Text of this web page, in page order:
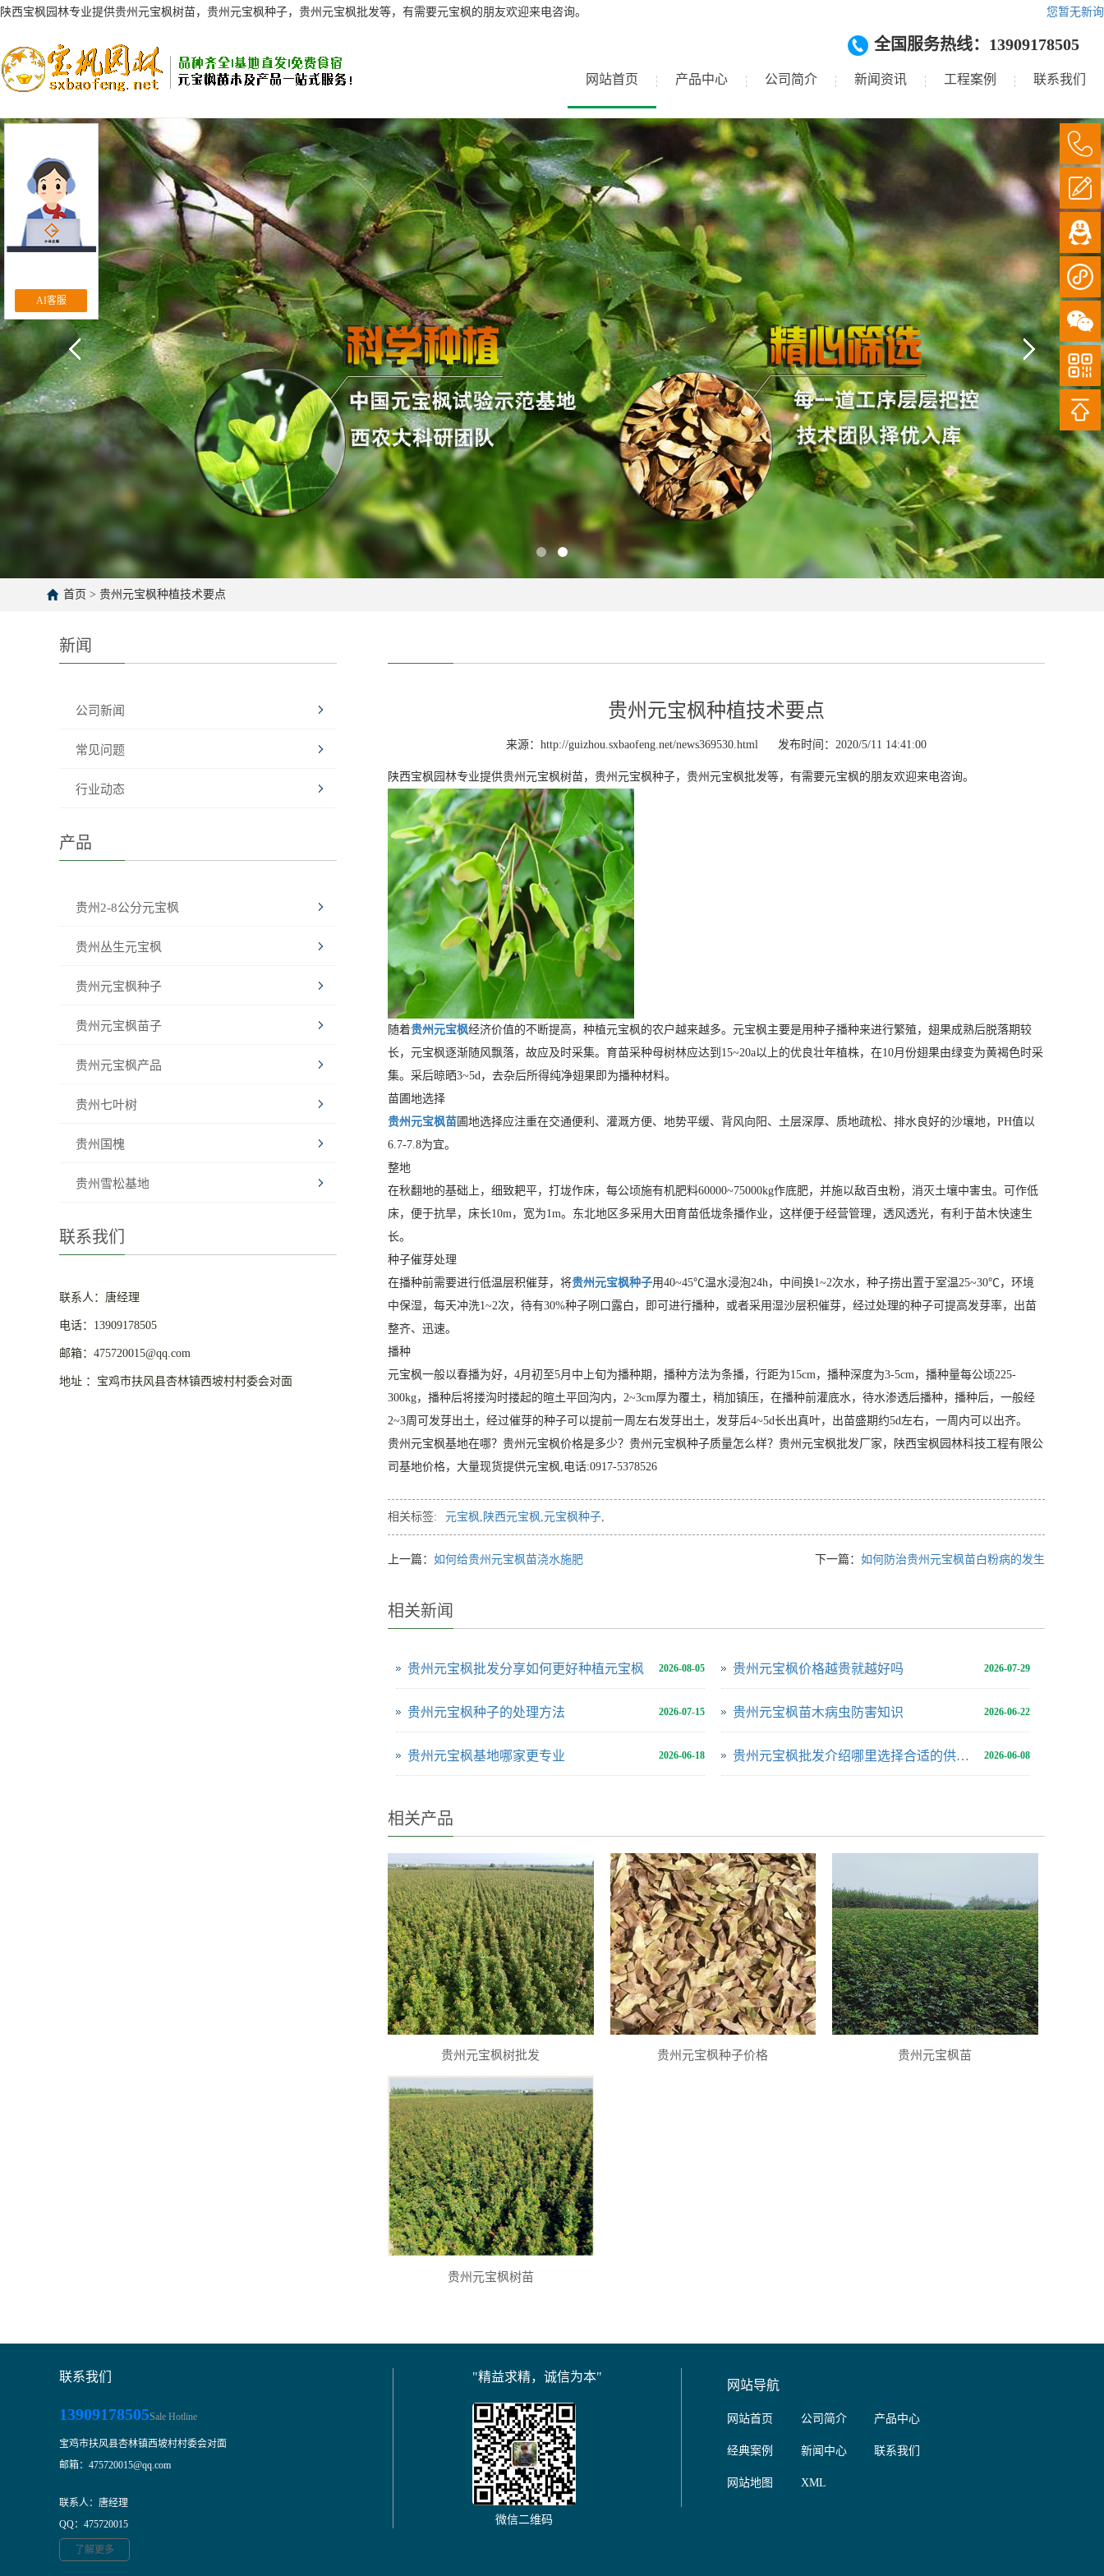
陕西宝枫园林专业提供贵州元宝枫树苗，贵州元宝枫种子，贵州元宝枫批发等，有需要元宝枫的朋友欢迎来电咨询。 您暂无新
网站首页 产品中心 公司简介 新闻资讯 工程案例 联系我们
全国服务热线：13909178505
首页 > 贵州元宝枫种植技术要点
新闻
公司新闻
常见问题
行业动态
产品
贵州2-8公分元宝枫
贵州丛生元宝枫
贵州元宝枫种子
贵州元宝枫苗子
贵州元宝枫产品
贵州七叶树
贵州国槐
贵州雪松基地
联系我们
联系人：唐经理
电话：13909178505
邮箱：475720015@qq.com
地址 ：宝鸡市扶风县杏林镇西坡村村委会对面
贵州元宝枫种植技术要点
来源：http://guizhou.sxbaofeng.net/news369530.html 发布时间：2020/5/11 14:41:00
陕西宝枫园林专业提供贵州元宝枫树苗，贵州元宝枫种子，贵州元宝枫批发等，有需要元宝枫的朋友欢迎来电咨询。
随着贵州元宝枫经济价值的不断提高，种植元宝枫的农户越来越多。元宝枫主要是用种子播种来进行繁殖，翅果成熟后脱落期较
长，元宝枫逐渐随风飘落，故应及时采集。育苗采种母树林应达到15~20a以上的优良壮年植株，在10月份翅果由绿变为黄褐色时采
集。采后晾晒3~5d，去杂后所得纯净翅果即为播种材料。
苗圃地选择
贵州元宝枫苗 圃地选择应注重在交通便利、灌溉方便、地势平缓、背风向阳、土层深厚、质地疏松、排水良好的沙壤地，PH值以
6.7-7.8为宜。
整地
在秋翻地的基础上，细致耙平，打垅作床，每公顷施有机肥料60000~75000kg作底肥，并施以敌百虫粉，消灭土壤中害虫。可作低
床，便于抗旱，床长10m，宽为1m。东北地区多采用大田育苗低垅条播作业，这样便于经营管理，透风透光，有利于苗木快速生
长。
种子催芽处理
在播种前需要进行低温层积催芽，将贵州元宝枫种子用40~45℃温水浸泡24h，中间换1~2次水，种子捞出置于室温25~30℃，环境
中保湿，每天冲洗1~2次，待有30%种子咧口露白，即可进行播种，或者采用湿沙层积催芽，经过处理的种子可提高发芽率，出苗
整齐、迅速。
播种
元宝枫一般以春播为好，4月初至5月中上旬为播种期，播种方法为条播，行距为15cm，播种深度为3-5cm，播种量每公顷225-
300kg，播种后将搂沟时搂起的暄土平回沟内，2~3cm厚为覆土，稍加镇压，在播种前灌底水，待水渗透后播种，播种后，一般经
2~3周可发芽出土，经过催芽的种子可以提前一周左右发芽出土，发芽后4~5d长出真叶，出苗盛期约5d左右，一周内可以出齐。
贵州元宝枫基地在哪？贵州元宝枫价格是多少？贵州元宝枫种子质量怎么样？贵州元宝枫批发厂家，陕西宝枫园林科技工程有限公
司基地价格，大量现货提供元宝枫,电话:0917-5378526
相关标签: 元宝枫, 陕西元宝枫,元宝枫种子,
上一篇： 如何给贵州元宝枫苗浇水施肥 下一篇： 如何防治贵州元宝枫苗白粉病的发生
相关新闻
2026-08-05
贵州元宝枫批发分享如何更好种植元宝枫 2026-07-29
贵州元宝枫价格越贵就越好吗
2026-07-15
贵州元宝枫种子的处理方法 2026-06-22
贵州元宝枫苗木病虫防害知识
2026-06-18
贵州元宝枫基地哪家更专业 2026-06-08
贵州元宝枫批发介绍哪里选择合适的供应地
相关产品
贵州元宝枫树批发 贵州元宝枫种子价格 贵州元宝枫苗
贵州元宝枫树苗
联系我们
13909178505Sale Hotline
宝鸡市扶风县杏林镇西坡村村委会对面
邮箱：475720015@qq.com
联系人：唐经理
QQ：475720015
了解更多
"精益求精，诚信为本"
微信二维码
网站导航
网站首页 公司简介 产品中心
经典案例 新闻中心 联系我们
网站地图 XML
AI客服